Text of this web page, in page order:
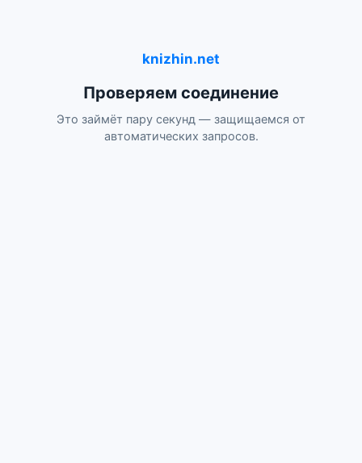
knizhin.net
Проверяем соединение
Это займёт пару секунд — защищаемся от
автоматических запросов.